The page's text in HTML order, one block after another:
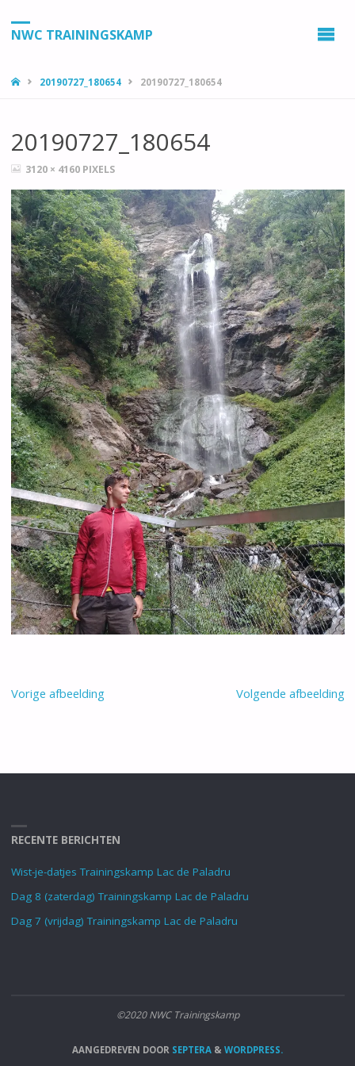
NWC TRAININGSKAMP
HOME20190727_180654 20190727_180654
20190727_180654
VOLLEDIGE
3120 × 4160 PIXELS
Vorige afbeelding Volgende afbeelding
RECENTE BERICHTEN
Wist-je-datjes Trainingskamp Lac de Paladru
Dag 8 (zaterdag) Trainingskamp Lac de Paladru
Dag 7 (vrijdag) Trainingskamp Lac de Paladru
©2020 NWC Trainingskamp
AANGEDREVEN DOOR SEPTERA & WORDPRESS.